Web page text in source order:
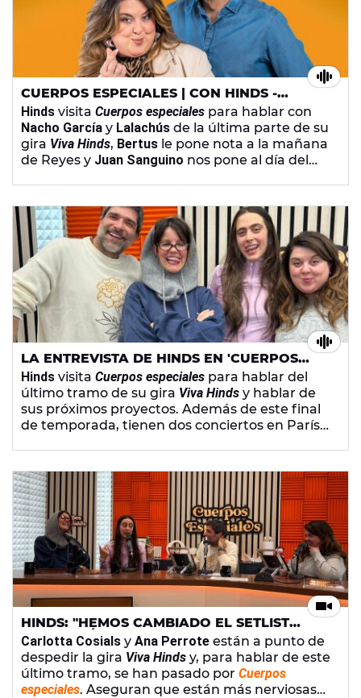
CUERPOS ESPECIALES | CON HINDS -
VIERNES 9 DE ENERO DE 2026
Hinds visita Cuerpos especiales para hablar con
Nacho García y Lalachús de la última parte de su
gira Viva Hinds, Bertus le pone nota a la mañana
de Reyes y Juan Sanguino nos pone al día del
de los discos que están por venir y los
presentadores hablan de ir a la nieve en la
sección a puro fomo.
LA ENTREVISTA DE HINDS EN 'CUERPOS
ESPECIALES
Hinds visita Cuerpos especiales para hablar del
último tramo de su gira Viva Hinds y hablar de
sus próximos proyectos. Además de este final
de temporada, tienen dos conciertos en París
HINDS: "HEMOS CAMBIADO EL SETLIST
PARA LA ÚLTIMA PARTE DE GIRA"
Carlotta Cosials y Ana Perrote están a punto de
despedir la gira Viva Hinds y, para hablar de este
último tramo, se han pasado por Cuerpos
especiales. Aseguran que están más nerviosas